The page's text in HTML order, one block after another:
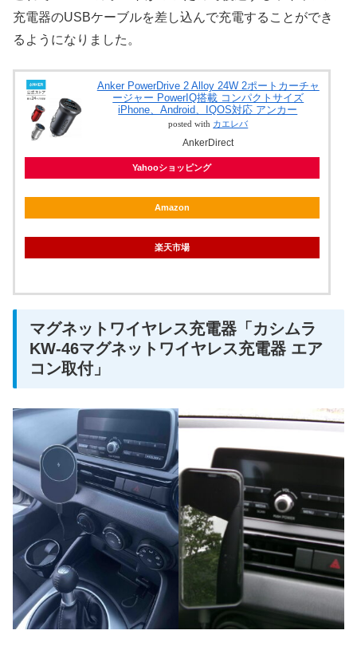
充電器のUSBケーブルを差し込んで充電することができ
るようになりました。
Anker PowerDrive 2 Alloy 24W 2ポートカーチャ
ージャー PowerIQ搭載 コンパクトサイズ
iPhone、Android、IQOS対応 アンカー
posted with カエレバ
AnkerDirect
Yahooショッピング
Amazon
楽天市場
マグネットワイヤレス充電器「カシムラ
KW-46マグネットワイヤレス充電器 エア
コン取付」